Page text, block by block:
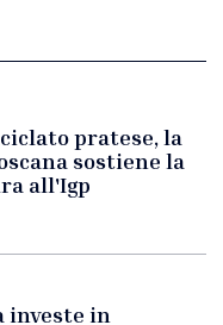
pratese, la
sostiene la
all'Igp
investe in